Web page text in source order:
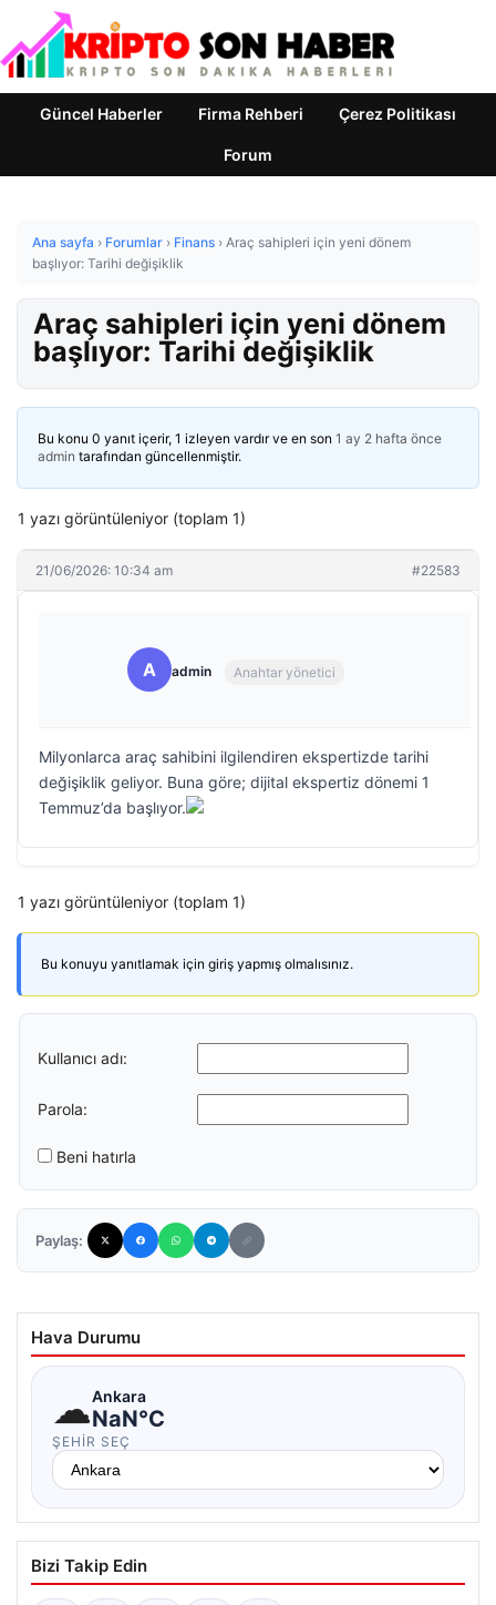
Güncel Haberler Firma Rehberi Çerez Politikası
Forum
Ana sayfa › Forumlar › Finans › Araç sahipleri için yeni dönem
başlıyor: Tarihi değişiklik
Araç sahipleri için yeni dönem
başlıyor: Tarihi değişiklik
Bu konu 0 yanıt içerir, 1 izleyen vardır ve en son 1 ay 2 hafta önce
admin tarafından güncellenmiştir.
1 yazı görüntüleniyor (toplam 1)
21/06/2026: 10:34 am #22583
A admin Anahtar yönetici
Milyonlarca araç sahibini ilgilendiren ekspertizde tarihi
değişiklik geliyor. Buna göre; dijital ekspertiz dönemi 1
Temmuz’da başlıyor.
1 yazı görüntüleniyor (toplam 1)
Bu konuyu yanıtlamak için giriş yapmış olmalısınız.
Kullanıcı adı:
Parola:
Beni hatırla
Paylaş:
Hava Durumu
☁Ankara
NaN°C
ŞEHIR SEÇ
Bizi Takip Edin